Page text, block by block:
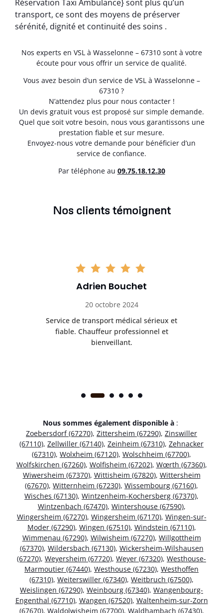
Réservation Taxi Ambulance} sont plus qu’un
transport, ce sont des moyens de préserver
sérénité, dignité et continuité des soins .
Nos experts en VSL à Wasselonne – 67310 sont à votre
écoute pour vous offrir un service de qualité.
Vous avez besoin d’un service de VSL à Wasselonne –
67310 ?
N’attendez plus pour nous contacter !
Un devis gratuit vous est proposé sur simple demande.
Quel que soit votre besoin, nous vous garantissons une
prestation fiable et sur mesure.
Envoyez-nous votre demande pour bénéficier d’un
service de confiance.
Par téléphone au 09.75.18.12.30
Nos clients témoignent
Adrien Bouchet
20 octobre 2024
Service de transport médical sérieux et
fiable. Chauffeur professionnel et
bienveillant.
Nous sommes également disponible à :
Zoebersdorf (67270), Zittersheim (67290), Zinswiller
(67110), Zellwiller (67140), Zeinheim (67310), Zehnacker
(67310), Wolxheim (67120), Wolschheim (67700),
Wolfskirchen (67260), Wolfisheim (67202), Wœrth (67360),
Wiwersheim (67370), Wittisheim (67820), Wittersheim
(67670), Witternheim (67230), Wissembourg (67160),
Wisches (67130), Wintzenheim-Kochersberg (67370),
Wintzenbach (67470), Wintershouse (67590),
Wingersheim (67270), Wingersheim (67170), Wingen-sur-
Moder (67290), Wingen (67510), Windstein (67110),
Wimmenau (67290), Wilwisheim (67270), Willgottheim
(67370), Wildersbach (67130), Wickersheim-Wilshausen
(67270), Weyersheim (67720), Weyer (67320), Westhouse-
Marmoutier (67440), Westhouse (67230), Westhoffen
(67310), Weiterswiller (67340), Weitbruch (67500),
Weislingen (67290), Weinbourg (67340), Wangenbourg-
Engenthal (67710), Wangen (67520), Waltenheim-sur-Zorn
(67670), Waldolwisheim (67700), Waldhambach (67430),